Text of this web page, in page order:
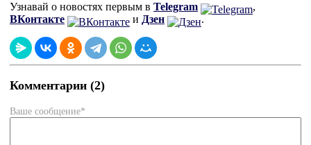
Узнавай о новостях первым в Telegram
,
ВКонтакте
и Дзен .
Комментарии (2)
Ваше сообщение*